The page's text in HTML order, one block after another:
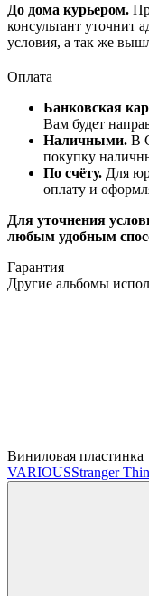
До дома курьером.
консультант уточнит
условия, а так же
Оплата
Банковская
Вам будет
Наличными. В
покупку
По счёту. Для
оплату и
Для уточнения
любым удобным
Гарантия
Другие альбомы
Виниловая пластинка
VARIOUSStranger